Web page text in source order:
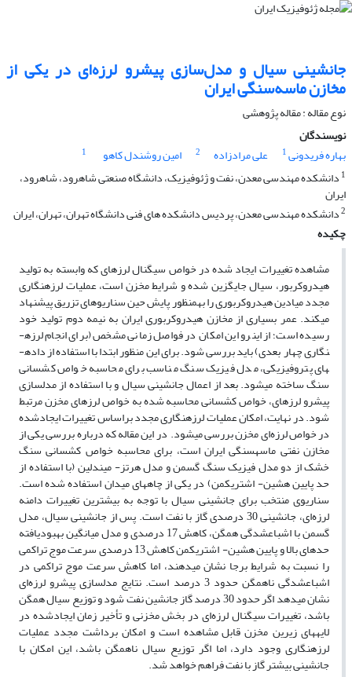
جانشینی سیال و مدل‌سازی پیشرو لرزه‌ای در یکی از
مخازن ماسه‌سنگی ایران
نوع مقاله : مقاله پژوهشی‌
نویسندگان
بهاره فریدونی1 علی مرادزاده 2 امین روشندل کاهو
1
1 دانشکده مهندسی معدن، نفت و ژئوفیزیک، دانشگاه صنعتی شاهرود، شاهرود،
ایران
2دانشکده مهندسی معدن، پردیس دانشکده های فنی دانشگاه تهران، تهران، ایران
چکیده
مشاهده تغییرات ایجاد­ شده در خواص سیگنال لرزه­ای که وابسته به تولید
هیدروکربور، سیال جایگزین­ شده و شرایط مخزن است، عملیات لرزه­نگاری
مجدد میادین هیدروکربوری را به­منظور پایش حین سناریوهای تزریق پیشنهاد
می­کند. عمر بسیاری از مخازن هیدروکربوری ایران به نیمه دوم تولید خود
رسیده است؛ از این­رو این امکان در فواصل زمانی مشخص (برای انجام لرزه­
نگاری چهار بعدی) باید بررسی شود. برای این منظور ابتدا با استفاده از داده­
های پتروفیزیکی، مدل فیزیک سنگ مناسب برای محاسبه خواص کشسانی
سنگ ساخته می­شود. بعد از اعمال جانشینی سیال و با استفاده از مدل­سازی
پیشرو لرزه­ای، خواص کشسانی محاسبه ­شده به خواص لرزه­ای مخزن مرتبط
شود. در نهایت، امکان عملیات لرزه­نگاری مجدد براساس تغییرات ایجاد­شده
در خواص لرزه‌ای مخزن بررسی می­شود. در این مقاله که درباره بررسی یکی از
مخازن نفتی ماسه­سنگی ایران است، برای محاسبه خواص کشسانی سنگ
خشک از دو مدل فیزیک سنگ گسمن و مدل هرتز- میندلین (با استفاده از
حد پایین هشین- اشتریکمن) در یکی از چاه­های میدان استفاده شده است.
سناریوی منتخب برای جانشینی سیال با توجه به بیشترین تغییرات دامنه
لرزه‌ای، جانشینی 30 درصدی گاز با نفت است. پس از جانشینی سیال، مدل
گسمن با اشباع­شدگی همگن، کاهش 17 درصدی و مدل میانگین بهبود­یافته
حدهای بالا و پایین هشین- اشتریکمن کاهش 13 درصدی سرعت موج تراکمی
را نسبت به شرایط برجا نشان می­دهند، اما کاهش سرعت موج تراکمی در
اشباع­شدگی ناهمگن حدود 3 درصد است. نتایج مدل­سازی پیشرو لرزه‌ای
نشان می­دهد اگر حدود 30 درصد گاز جانشین نفت شود و توزیع سیال همگن
باشد، تغییرات سیگنال لرزه‌ای در بخش مخزنی و تأخیر زمان ایجاد­شده در
لایه­های زیرین مخزن قابل مشاهده است و امکان برداشت مجدد عملیات
لرزه­نگاری وجود دارد، اما اگر توزیع سیال ناهمگن باشد، این امکان با
جانشینی بیشتر گاز با نفت فراهم خواهد شد.